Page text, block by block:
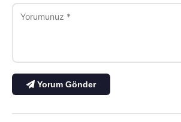
Yorum Gönder